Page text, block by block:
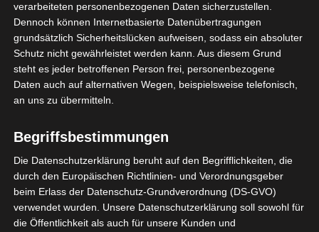
Ligue 2 Pro Tunesien
2026/2027 – Saison beginnt am
am 19./20. September 2026
14. Juli 2026 Platzwart
182 Views
FTF,Gruppen,Ligue 2, Saisonbeginn,Tunesien
verarbeiteten personenbezogenen Daten sicherzustellen.
Dennoch können Internetbasierte Datenübertragungen
grundsätzlich Sicherheitslücken aufweisen, sodass ein absoluter
Schutz nicht gewährleistet werden kann. Aus diesem Grund
steht es jeder betroffenen Person frei, personenbezogene
Daten auch auf alternativen Wegen, beispielsweise telefonisch,
an uns zu übermitteln.
Begriffsbestimmungen
Die Datenschutzerklärung beruht auf den Begrifflichkeiten, die
durch den Europäischen Richtlinien- und Verordnungsgeber
beim Erlass der Datenschutz-Grundverordnung (DS-GVO)
verwendet wurden. Unsere Datenschutzerklärung soll sowohl für
die Öffentlichkeit als auch für unsere Kunden und